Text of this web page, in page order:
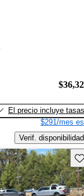
El precio incluye tasas
$291/mes
Verif. disponibilidad